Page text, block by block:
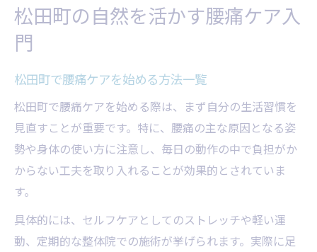
腰痛が気になる方の幸せ習慣比較表
幸せライフを叶える腰痛予防の工夫
腰痛の不安を減らす心の整え方
腰痛ケアで得られる前向きな変化
セルフケアで快適な腰痛対策を始めよう
自宅で実践できる腰痛セルフケア比較
腰痛に効くセルフケアの取り入れ方
腰痛予防を叶える日常の小さな習慣
松田町の自然を活かす腰痛ケア入
門
松田町で腰痛ケアを始める方法一覧
松田町で腰痛ケアを始める際は、まず自分の生活習慣を
見直すことが重要です。特に、腰痛の主な原因となる姿
勢や身体の使い方に注意し、毎日の動作の中で負担がか
からない工夫を取り入れることが効果的とされていま
す。
具体的には、セルフケアとしてのストレッチや軽い運
動、定期的な整体院での施術が挙げられます。実際に足